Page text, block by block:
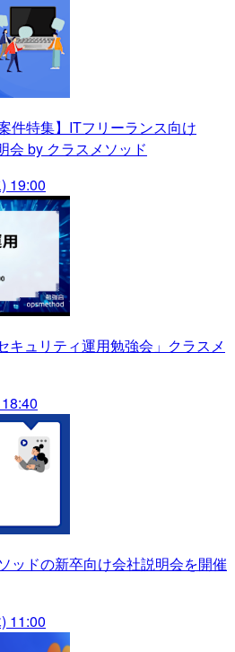
件特集】ITフリーランス向け
会 by クラスメソッド
19:00
キュリティ運用勉強会」クラスメ
ッドの新卒向け会社説明会を開催
11:00